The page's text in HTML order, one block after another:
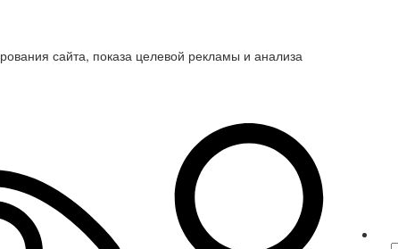
сайта, показа целевой рекламы и анализа